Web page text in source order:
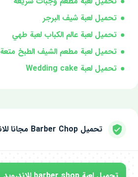
تحميل لعبة شيف البرجر
تحميل لعبة عالم الكباب لعبة طهي
تحميل لعبة مطعم الشيف الطبخ متعة
تحميل لعبة Wedding cake
تحميل Barber Chop‏ مجانا للاندرويد